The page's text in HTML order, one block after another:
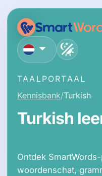
Nederlands
TAALPORTAAL
Kennisbank Turkish
Turkish
Ontdek SmartWords-
woordenschat,